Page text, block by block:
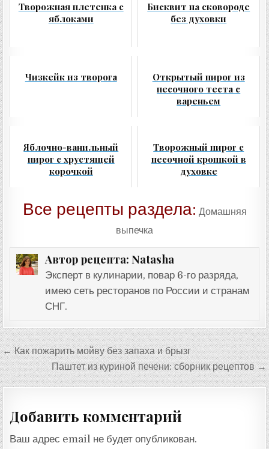
Творожная плетенка с
яблоками
Бисквит на сковороде
без духовки
Чизкейк из творога
Открытый пирог из
песочного теста с
вареньем
Яблочно-ванильный
пирог с хрустящей
корочкой
Творожный пирог с
песочной крошкой в
духовке
Все рецепты раздела: Домашняя
выпечка
Автор рецепта: Natasha
Эксперт в кулинарии, повар 6-го разряда,
имею сеть ресторанов по России и странам
СНГ.
Навигация
по
записям
← Как пожарить мойву без запаха и брызг
Паштет из куриной печени: сборник рецептов →
Добавить комментарий
Ваш адрес email не будет опубликован.